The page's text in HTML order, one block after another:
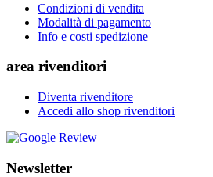
Condizioni di vendita
Modalità di pagamento
Info e costi spedizione
area rivenditori
Diventa rivenditore
Accedi allo shop rivenditori
Newsletter